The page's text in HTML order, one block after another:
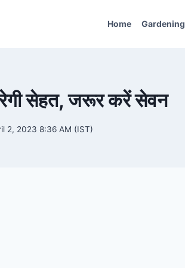
Home Gardening
सेहत, जरूर करें सेवन
2, 2023 8:36 AM (IST)